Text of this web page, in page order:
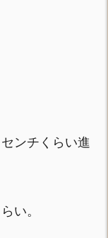
ンチくらい進
い。